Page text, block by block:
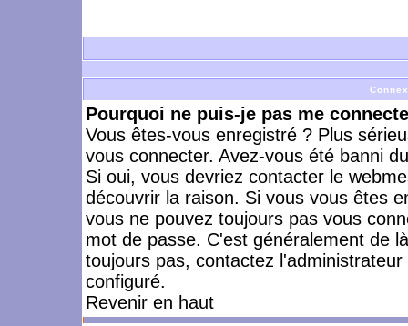
Pourquoi ne puis-je pas me
Vous êtes-vous enregistré ? Plus
vous connecter. Avez-vous été banni
Si oui, vous devriez contacter le
découvrir la raison. Si vous vous êtes
vous ne pouvez toujours pas vous
mot de passe. C'est généralement de
toujours pas, contactez
configuré.
Revenir en haut